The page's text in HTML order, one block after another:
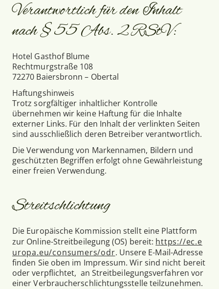
Verantwortlich für den Inhalt
nach § 55 Abs. 2 RStV:
Hotel Gasthof Blume
Rechtmurgstraße 108
72270 Baiersbronn – Obertal
Haftungshinweis
Trotz sorgfältiger inhaltlicher Kontrolle
übernehmen wir keine Haftung für die Inhalte
externer Links. Für den Inhalt der verlinkten Seiten
sind ausschließlich deren Betreiber verantwortlich.
Die Verwendung von Markennamen, Bildern und
geschützten Begriffen erfolgt ohne Gewährleistung
einer freien Verwendung.
Streitschlichtung
Die Europäische Kommission stellt eine Plattform
zur Online-Streitbeilegung (OS) bereit: https://ec.e
uropa.eu/consumers/odr. Unsere E-Mail-Adresse
finden Sie oben im Impressum. Wir sind nicht bereit
oder verpflichtet, an Streitbeilegungsverfahren vor
einer Verbraucherschlichtungsstelle teilzunehmen.